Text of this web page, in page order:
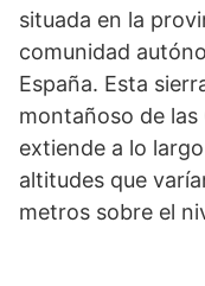
situada en la
comunidad
España. Esta
montañoso de las
extiende a lo
altitudes que
metros sobre el